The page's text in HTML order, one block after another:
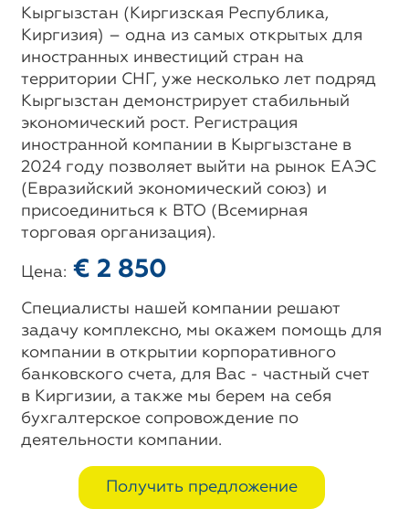
Кыргызстан (Киргизская Республика,
Киргизия) – одна из самых открытых для
иностранных инвестиций стран на
территории СНГ, уже несколько лет подряд
Кыргызстан демонстрирует стабильный
экономический рост. Регистрация
иностранной компании в Кыргызстане в
2024 году позволяет выйти на рынок ЕАЭС
(Евразийский экономический союз) и
присоединиться к ВТО (Всемирная
торговая организация).
Цена: € 2 850
Специалисты нашей компании решают
задачу комплексно, мы окажем помощь для
компании в открытии корпоративного
банковского счета, для Вас - частный счет
в Киргизии, а также мы берем на себя
бухгалтерское сопровождение по
деятельности компании.
Получить предложение